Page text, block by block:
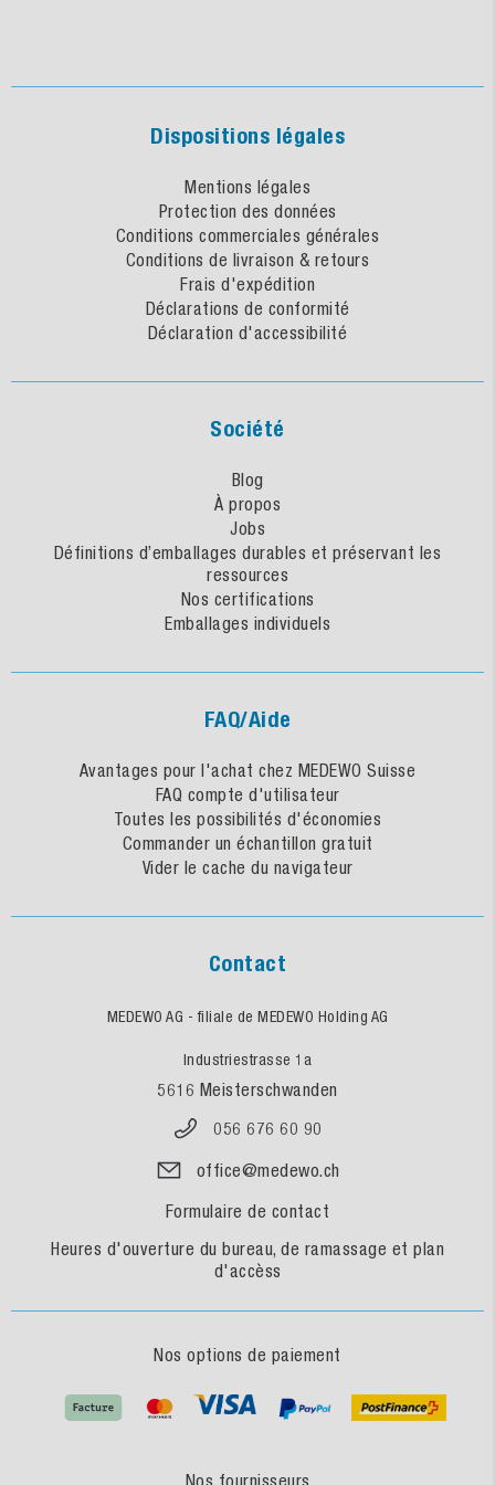
Dispositions légales
Mentions légales
Protection des données
Conditions commerciales générales
Conditions de livraison & retours
Frais d'expédition
Déclarations de conformité
Déclaration d'accessibilité
Société
Blog
À propos
Jobs
Définitions d’emballages durables et préservant les
ressources
Nos certifications
Emballages individuels
FAQ/Aide
Avantages pour l'achat chez MEDEWO Suisse
FAQ compte d'utilisateur
Toutes les possibilités d'économies
Commander un échantillon gratuit
Vider le cache du navigateur
Contact
MEDEWO AG - filiale de MEDEWO Holding AG
Industriestrasse 1a
5616 Meisterschwanden
056 676 60 90
office@medewo.ch
Formulaire de contact
Heures d'ouverture du bureau, de ramassage et plan
d'accèss
Nos options de paiement
Nos fournisseurs